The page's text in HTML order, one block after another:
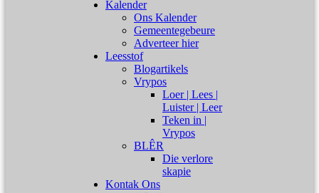
Kalender
Ons Kalender
Gemeentegebeure
Adverteer hier
Leesstof
Blogartikels
Vrypos
Loer | Lees |
Luister | Leer
Teken in |
Vrypos
BLÊR
Die verlore
skapie
Kontak Ons